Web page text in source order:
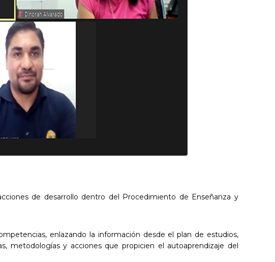
de desarrollo dentro del Procedimiento de Enseñanza y
enlazando la información desde el plan de estudios,
metodologías y acciones que propicien el autoaprendizaje del